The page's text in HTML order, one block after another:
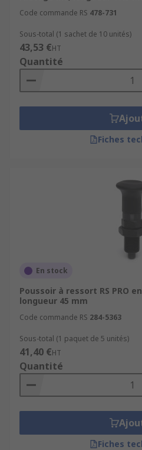
M20
Matériaux
Notre gamme de pistons
est disponible dans une large
matériaux pour s'adapter à
Ils sont fabriqués à partir
qualité résistants aux
graisses. Ces matériaux
Acier inoxydable ou
placage nickel ou zinc
Code commande RS 478-731
Sous-total (1 sachet de 10 unités)
43,53 €HT
Quantité
Fiches
En stock
Poussoir à ressort RS PRO
longueur 45 mm
Code commande RS 284-5363
Sous-total (1 paquet de 5 unités)
41,40 €HT
Quantité
Fiches